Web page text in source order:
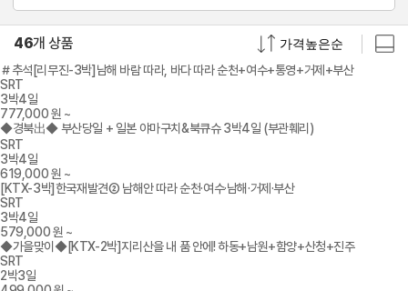
46개 상품
＃추석[리무진-3박]남해 바람 따라, 바다 따라 순천+여수+통영+거제+부산
SRT
3박4일
777,000원 ~
◆경북出◆ 부산당일 + 일본 야마구치&북큐슈 3박4일 (부관훼리)
SRT
3박4일
619,000원 ~
[KTX-3박]한국재발견② 남해안 따라 순천·여수·남해·거제·부산
SRT
3박4일
579,000원 ~
◆가을맞이◆[KTX-2박]지리산을 내 품 안에! 하동+남원+함양+산청+진주
SRT
2박3일